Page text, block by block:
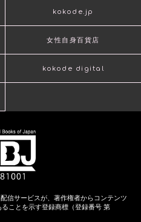
kokode.jp
女性自身百貨店
kokode digital
信サービスが、著作権者からコンテンツ
ことを示す登録商標（登録番号 第